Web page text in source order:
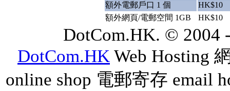
額外電郵戶口 1 個
HK$10
額外網頁/電郵空間 1GB
HK$10
DotCom.HK. © 2004
DotCom.HK Web Hosting
online shop 電郵寄存 email